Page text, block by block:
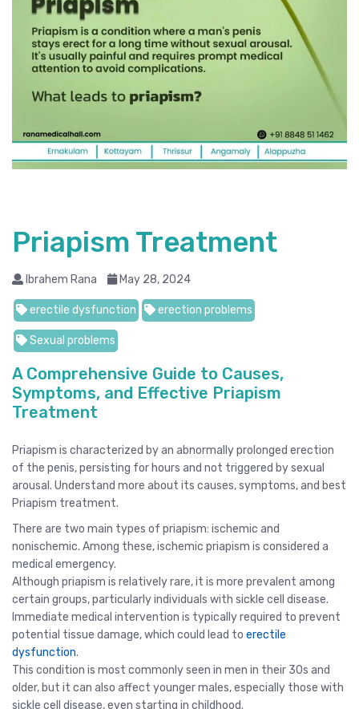
Priapism Treatment
Ibrahem Rana May 28, 2024
erectile dysfunction erection problems
Sexual problems
A Comprehensive Guide to Causes,
Symptoms, and Effective Priapism
Treatment
Priapism is characterized by an abnormally prolonged erection
of the penis, persisting for hours and not triggered by sexual
arousal. Understand more about its causes, symptoms, and best
Priapism treatment.
There are two main types of priapism: ischemic and
nonischemic. Among these, ischemic priapism is considered a
medical emergency.
Although priapism is relatively rare, it is more prevalent among
certain groups, particularly individuals with sickle cell disease.
Immediate medical intervention is typically required to prevent
potential tissue damage, which could lead to erectile
dysfunction.
This condition is most commonly seen in men in their 30s and
older, but it can also affect younger males, especially those with
sickle cell disease, even starting in childhood.